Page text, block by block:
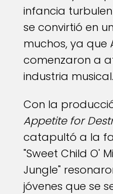
infancia
se convirtió en
muchos, ya que
comenzaron a
industria musical.
Con la
Appetite for
catapultó a la
"Sweet Child O'
Jungle"
jóvenes que se